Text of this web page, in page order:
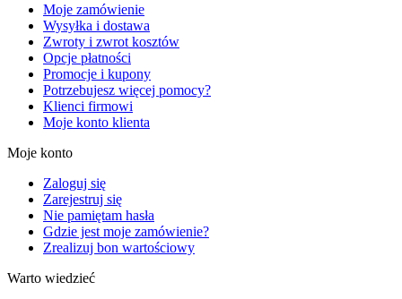
Moje zamówienie
Wysyłka i dostawa
Zwroty i zwrot kosztów
Opcje płatności
Promocje i kupony
Potrzebujesz więcej pomocy?
Klienci firmowi
Moje konto klienta
Moje konto
Zaloguj się
Zarejestruj się
Nie pamiętam hasła
Gdzie jest moje zamówienie?
Zrealizuj bon wartościowy
Warto wiedzieć